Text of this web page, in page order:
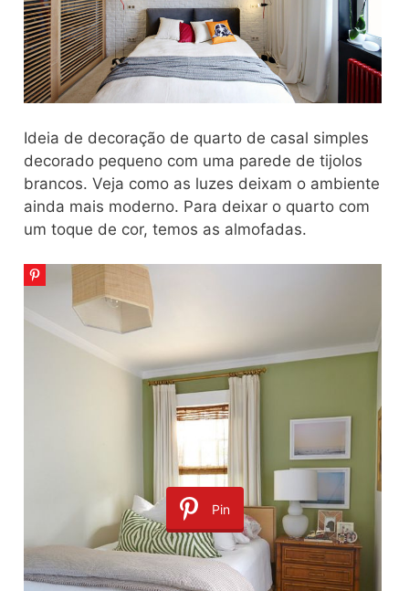
Ideia de decoração de quarto de casal simples
decorado pequeno com uma parede de tijolos
brancos. Veja como as luzes deixam o ambiente
ainda mais moderno. Para deixar o quarto com
um toque de cor, temos as almofadas.
Pin